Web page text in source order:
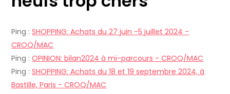
i
o
n
d
Ping :SHOPPING: Achats du 27 juin -5 juillet 2024 -
CROQ/MAC
Ping :OPINION: bilan2024 à mi-parcours - CROQ/MAC
Ping :SHOPPING: Achats du 18 et 19 septembre 2024, à
Bastille, Paris - CROQ/MAC